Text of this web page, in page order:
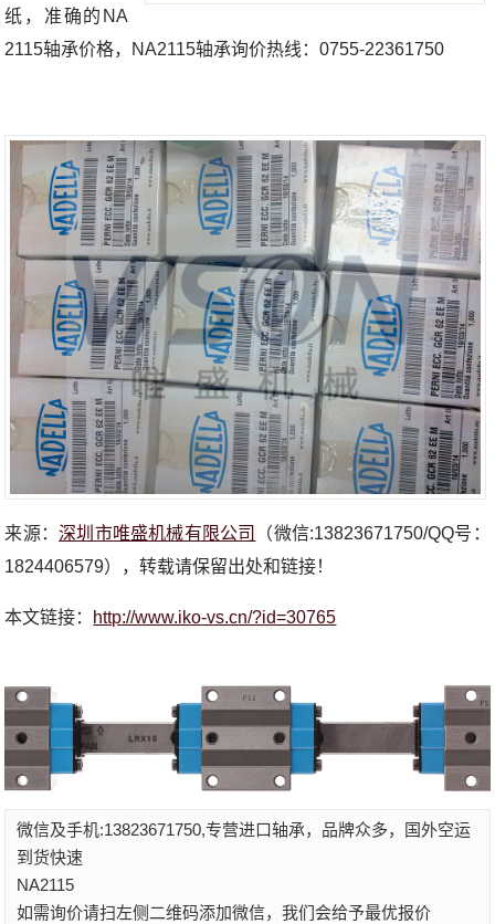
纸，准确的NA
2115轴承价格，NA2115轴承询价热线：0755-22361750
来源：深圳市唯盛机械有限公司
（微信:13823671750/QQ号：
1824406579），转载请保留出处和链接！
本文链接： http://www.iko-vs.cn/?id=30765
微信及手机:13823671750,专营进口轴承，品牌众多，国外空运
到货快速
NA2115
如需询价请扫左侧二维码添加微信，我们会给予最优报价